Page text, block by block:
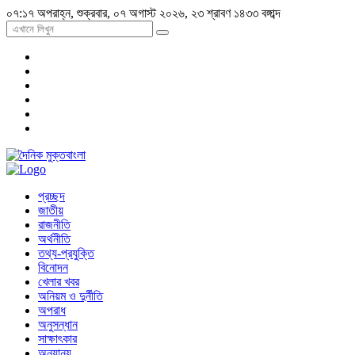
০৭:১৭ অপরাহ্ন, শুক্রবার, ০৭ অগাস্ট ২০২৬, ২৩ শ্রাবণ ১৪৩৩ বঙ্গাব্দ
প্রচ্ছদ
জাতীয়
রাজনীতি
অর্থনীতি
তথ্য-প্রযুক্তি
বিনোদন
খেলার খবর
অনিয়ম ও দুর্নীতি
অপরাধ
অনুসন্ধান
সাক্ষাৎকার